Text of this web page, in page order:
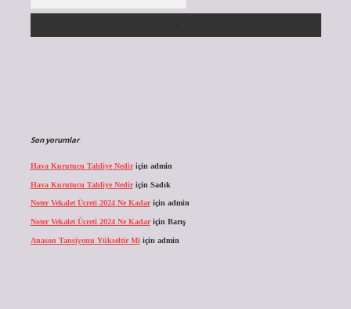
Son yorumlar
Hava Kurutucu Tahliye Nediriçin admin
Hava Kurutucu Tahliye Nediriçin Sadık
Noter Vekalet Ücreti 2024 Ne Kadariçin admin
Noter Vekalet Ücreti 2024 Ne Kadariçin Barış
Anason Tansiyonu Yükseltir Mi için admin